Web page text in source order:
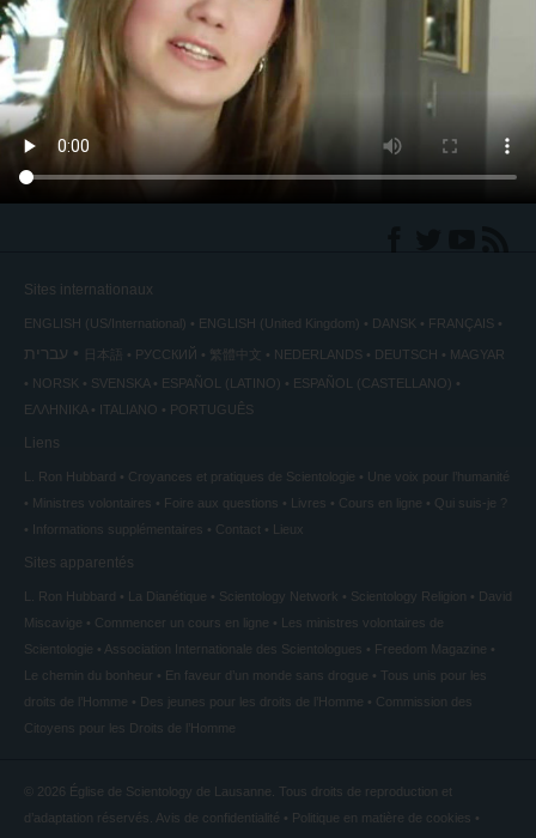
Amérique du Nord
Sites internationaux
ENGLISH (US/International) ENGLISH (United Kingdom) DANSK FRANÇAIS
עברית 日本語 РУССКИЙ 繁體中文 NEDERLANDS DEUTSCH
MAGYAR
NORSK
SVENSKA ESPAÑOL (LATINO)
ESPAÑOL (CASTELLANO)
ΕΛΛΗΝΙΚA
ITALIANO PORTUGUÊS
Liens
L. Ron Hubbard Croyances et pratiques de Scientologie
Une voix pour l’humanité
Ministres volontaires
Foire aux questions Livres Cours en ligne
Qui suis-je ?
Informations supplémentaires
Contact Lieux
Sites apparentés
L. Ron Hubbard La Dianétique Scientology Network Scientology Religion
David
Miscavige
Commencer un cours en ligne
Les ministres volontaires de
Scientologie
Association Internationale des Scientologues
Freedom Magazine
Le chemin du bonheur
En faveur d’un monde sans drogue
Tous unis pour les
droits de l’Homme
Des jeunes pour les droits de l’Homme
Commission des
Citoyens pour les Droits de l’Homme
© 2026 Église de Scientology de Lausanne. Tous droits de reproduction et
d’adaptation réservés. Avis de confidentialité • Politique en matière de cookies •